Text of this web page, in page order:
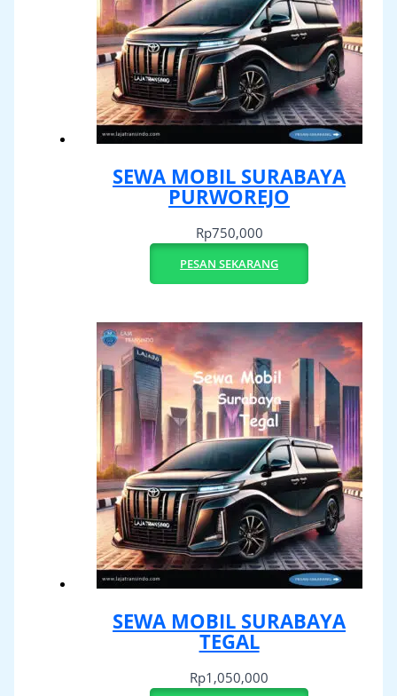
SEWA MOBIL SURABAYA
PURWOREJO
Rp750,000
PESAN SEKARANG
SEWA MOBIL SURABAYA
TEGAL
Rp1,050,000